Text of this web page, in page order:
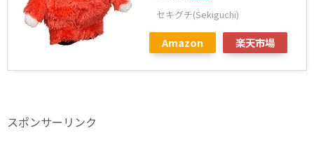
セキグチ(Sekiguchi)
Amazon 楽天市場
スポンサーリンク